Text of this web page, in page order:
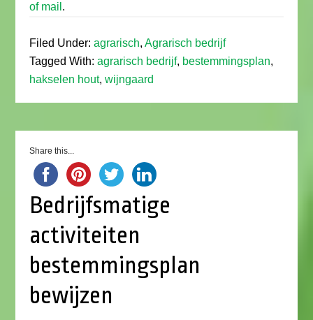
of mail .
Filed Under:agrarisch,Agrarisch bedrijf
Tagged With:agrarisch bedrijf, bestemmingsplan,
hakselen hout,wijngaard
Share this...
Bedrijfsmatige
activiteiten
bestemmingsplan
bewijzen